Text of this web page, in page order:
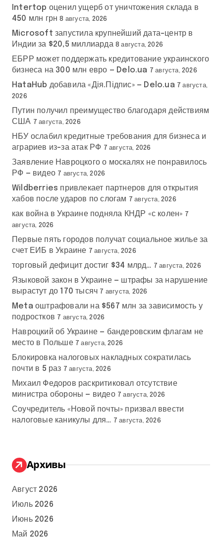
Intertop оценил ущерб от уничтожения склада в
450 млн грн 8 августа, 2026
Microsoft запустила крупнейший дата-центр в
Индии за $20,5 миллиарда 8 августа, 2026
ЕБРР может поддержать кредитование украинского
бизнеса на 300 млн евро — Delo.ua 7 августа, 2026
HataHub добавила «Дія.Підпис» — Delo.ua 7 августа,
2026
Путин получил преимущество благодаря действиям
США 7 августа, 2026
НБУ ослабил кредитные требования для бизнеса и
аграриев из-за атак РФ 7 августа, 2026
Заявление Навроцкого о москалях не понравилось
РФ — видео 7 августа, 2026
Wildberries привлекает партнеров для открытия
хабов после ударов по слогам 7 августа, 2026
как война в Украине подняла КНДР «с колен» 7
августа, 2026
Первые пять городов получат социальное жилье за
счет ЕИБ в Украине 7 августа, 2026
торговый дефицит достиг $34 млрд… 7 августа, 2026
Языковой закон в Украине — штрафы за нарушение
вырастут до 170 тысяч 7 августа, 2026
Meta оштрафовали на $567 млн за зависимость у
подростков 7 августа, 2026
Навроцкий об Украине — бандеровским флагам не
место в Польше 7 августа, 2026
Блокировка налоговых накладных сократилась
почти в 5 раз 7 августа, 2026
Михаил Федоров раскритиковал отсутствие
министра обороны — видео 7 августа, 2026
Соучредитель «Новой почты» призвал ввести
налоговые каникулы для… 7 августа, 2026
Архивы
Август 2026
Июль 2026
Июнь 2026
Май 2026